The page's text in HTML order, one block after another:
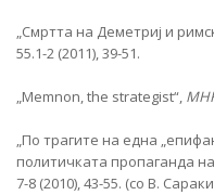
„Смртта на Деметриј и
55.1-2 (2011), 39-51.
„Memnon, the strategist“,
„По трагите на една
политичката пропаганда
7-8 (2010), 43-55. (со В.